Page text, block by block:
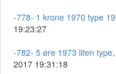
-778- 1 krone 1970 type
19:23:27
-782- 5 øre 1973 liten
2017 19:31:18